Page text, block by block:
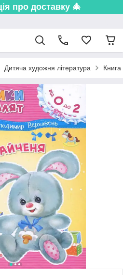
про доставку 🎄
Дитяча художня література